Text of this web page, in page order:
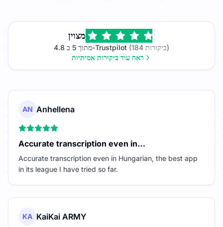
מצוין
4.8 מתוך 5 ב-Trustpilot
(184 ביקורות)
ראה עוד ביקורות אמיתיות
AN Anhellena
Accurate transcription even in…
Accurate transcription even in Hungarian, the best app
in its league I have tried so far.
KA KaiKai ARMY